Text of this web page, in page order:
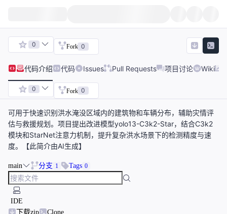
0 Fork 0
代码介绍 代码 Issues Pull Requests 项目讨论 Wiki
0 Fork 0
可用于快速识别洪水淹没区域内的建筑物和车辆分布，辅助灾情评
估与救援规划。项目提出改进模型yolo13-C3k2-Star，结合C3k2
模块和StarNet注意力机制，提升复杂洪水场景下的检测精度与速
度。【此简介由AI生成】
main 分支 1 Tags 0
IDE
下载zip
Clone